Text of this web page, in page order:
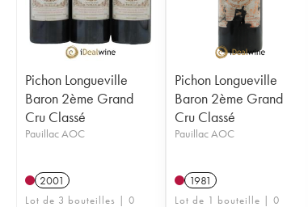
Pichon Longueville
Baron 2ème Grand
Cru Classé
Pauillac AOC
2001
Lot de 3 bouteilles | 0
Pichon Longueville
Baron 2ème Grand
Cru Classé
Pauillac AOC
1981
Lot de 1 bouteille | 0